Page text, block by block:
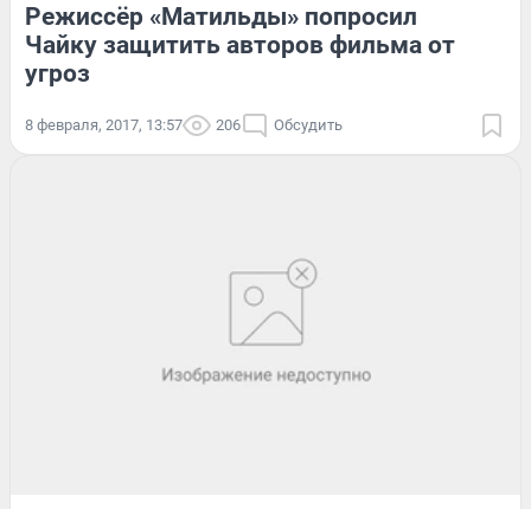
Режиссёр «Матильды» попросил
Чайку защитить авторов фильма от
угроз
8 февраля, 2017, 13:57 206 Обсудить